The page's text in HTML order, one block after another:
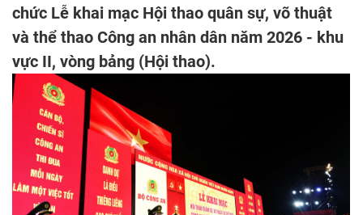
chức Lễ khai mạc Hội thao quân sự, võ thuật
và thể thao Công an nhân dân năm 2026 - khu
vực II, vòng bảng (Hội thao).